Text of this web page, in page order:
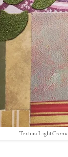
Textura Light